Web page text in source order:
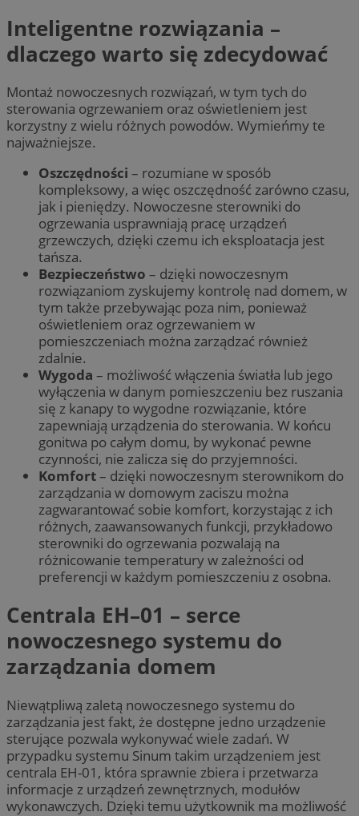
Inteligentne rozwiązania –
dlaczego warto się zdecydować
Montaż nowoczesnych rozwiązań, w tym tych do
sterowania ogrzewaniem oraz oświetleniem jest
korzystny z wielu różnych powodów. Wymieńmy te
najważniejsze.
Oszczędności – rozumiane w sposób
kompleksowy, a więc oszczędność zarówno czasu,
jak i pieniędzy. Nowoczesne sterowniki do
ogrzewania usprawniają pracę urządzeń
grzewczych, dzięki czemu ich eksploatacja jest
tańsza.
Bezpieczeństwo – dzięki nowoczesnym
rozwiązaniom zyskujemy kontrolę nad domem, w
tym także przebywając poza nim, ponieważ
oświetleniem oraz ogrzewaniem w
pomieszczeniach można zarządzać również
zdalnie.
Wygoda – możliwość włączenia światła lub jego
wyłączenia w danym pomieszczeniu bez ruszania
się z kanapy to wygodne rozwiązanie, które
zapewniają urządzenia do sterowania. W końcu
gonitwa po całym domu, by wykonać pewne
czynności, nie zalicza się do przyjemności.
Komfort– dzięki nowoczesnym sterownikom do
zarządzania w domowym zaciszu można
zagwarantować sobie komfort, korzystając z ich
różnych, zaawansowanych funkcji, przykładowo
sterowniki do ogrzewania pozwalają na
różnicowanie temperatury w zależności od
preferencji w każdym pomieszczeniu z osobna.
Centrala EH–01 – serce
nowoczesnego systemu do
zarządzania domem
Niewątpliwą zaletą nowoczesnego systemu do
zarządzania jest fakt, że dostępne jedno urządzenie
sterujące pozwala wykonywać wiele zadań. W
przypadku systemu Sinum takim urządzeniem jest
centrala EH-01, która sprawnie zbiera i przetwarza
informacje z urządzeń zewnętrznych, modułów
wykonawczych. Dzięki temu użytkownik ma możliwość